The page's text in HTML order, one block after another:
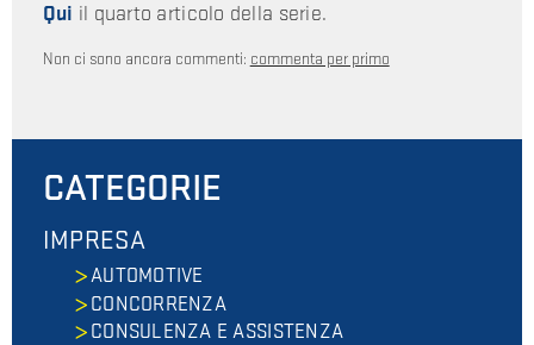
Qui il quarto articolo della serie.
Non ci sono ancora commenti: commenta per primo
CATEGORIE
IMPRESA
AUTOMOTIVE
CONCORRENZA
CONSULENZA E ASSISTENZA